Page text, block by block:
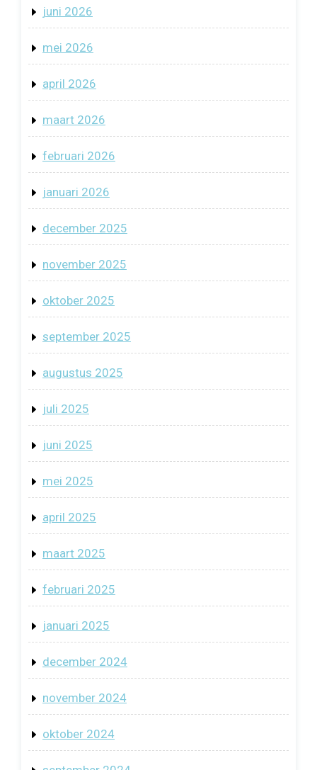
juni 2026
mei 2026
april 2026
maart 2026
februari 2026
januari 2026
december 2025
november 2025
oktober 2025
september 2025
augustus 2025
juli 2025
juni 2025
mei 2025
april 2025
maart 2025
februari 2025
januari 2025
december 2024
november 2024
oktober 2024